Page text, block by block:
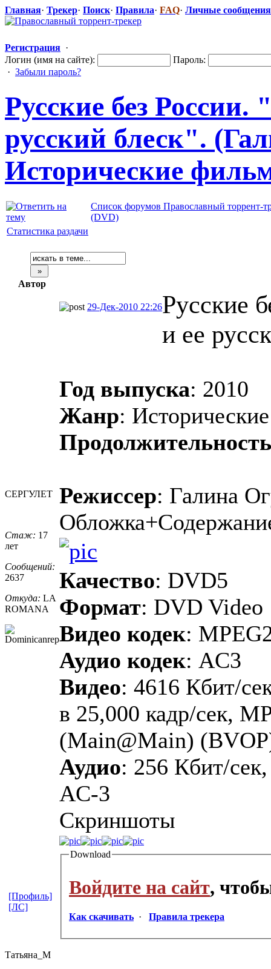
Главная· Трекер· Поиск· Правила· FAQ· Личные сообщения
Регистрация ·
Логин (имя на сайте):
Пароль:
· Забыли пароль?
Русские без России.
русский блеск".
Исторические
Список форумов Православный торрент-
(DVD)
Статистика раздачи
Автор
СЕРГУЛЕТ
Стаж: 17
лет
Сообщений:
2637
Откуда: LA
ROMANA
29-Дек-2010 22:26Русские
и ее
Год выпуска: 2010
Жанр:
Продолжительность
Режиссер: Галина
Качество: DVD5
Формат: DVD Video
Видео кодек:
Аудио кодек: AC3
Видео: 4616 Кбит/
в 25,000 кадр/сек,
(Main@Main)
Аудио: 256 Кбит/
AC-3
Cкриншоты
Download
Войдите на сайт,
Как скачивать · Правила трекера
[Профиль]
[ЛС]
Татьяна_М